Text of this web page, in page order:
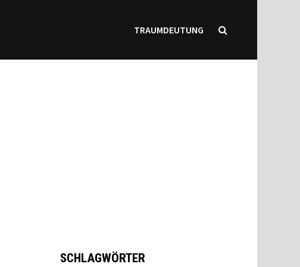
TRAUMDEUTUNG
SCHLAGWÖRTER